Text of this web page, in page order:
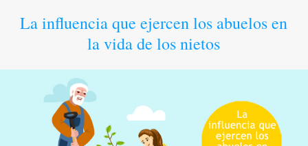
La influencia que ejercen los abuelos en
la vida de los nietos